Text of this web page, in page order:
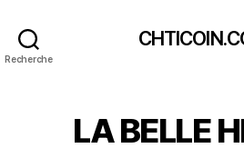
Recherche
LA BELLE